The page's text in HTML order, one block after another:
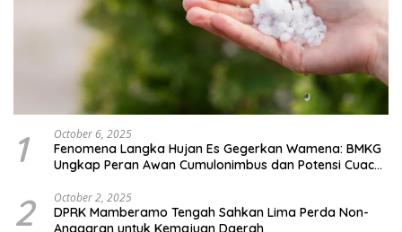
1 October 6, 2025
Fenomena Langka Hujan Es Gegerkan Wamena: BMKG
Ungkap Peran Awan Cumulonimbus dan Potensi Cuaca
2 October 2, 2025
DPRK Mamberamo Tengah Sahkan Lima Perda Non-
Anggaran untuk Kemajuan Daerah